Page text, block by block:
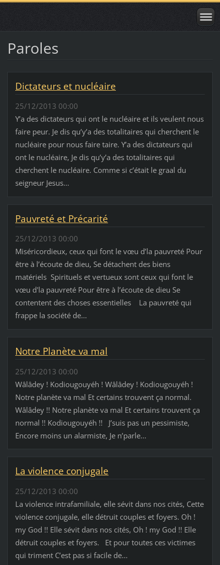
Paroles
Dictateurs et nucléaire
25/12/2013 00:00
Y’a des dictateurs qui ont le nucléaire et ils veulent nous
faire peur. Je dis qu’y’a des totalitaires qui cherchent le
nucléaire pour nous faire taire. Y’a des dictateurs qui
ont le nucléaire, Je dis qu’y’a des totalitaires qui
cherchent le nucléaire. Comme si c’était le graal du
seigneur Jesus...
Pauvreté et Précarité
25/12/2013 00:00
Miséricordieux, ceux qui font le vœu d’la pauvreté Pour
être à l’écoute de dieu, Se détachent des biens
matériels Spirituels et vertueux sont ceux qui font le
vœu d'la pauvreté Pour être à l’écoute de dieu Se
contentent des choses essentielles La pauvreté qui
frappe la société de...
Notre Planète va mal
25/12/2013 00:00
Wâlâdey ! Kodiougouyéh ! Wâlâdey ! Kodiougouyéh !
Notre planète va mal Et certains trouvent ça normal.
Wâlâdey !! Notre planète va mal Et certains trouvent ça
normal !! Kodiougouyéh !! J’suis pas un pessimiste,
Encore moins un alarmiste, Je n’parle...
La violence conjugale
25/12/2013 00:00
La violence intrafamiliale, elle sévit dans nos cités, Cette
violence conjugale, elle détruit couples et foyers. Oh !
my God !! Elle sévit dans nos cités, Oh ! my God !! Elle
détruit couples et foyers. Et pour toutes ces victimes
qui triment C’est pas si facile de...